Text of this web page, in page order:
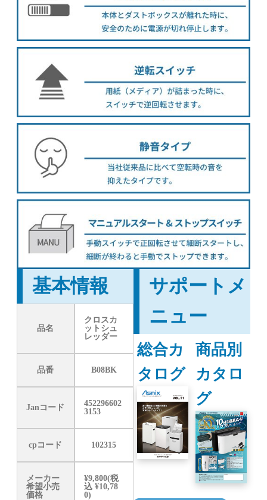
基本情報
品名
クロスカ
ットシュ
レッダー
品番 B08BK
Janコード
452296602
3153
cpコード 102315
メーカー
希望小売
価格
¥9,800(税
込 ¥10,78
0)
サポートメ
ニュー
総合カ
タログ
商品別
カタロ
グ